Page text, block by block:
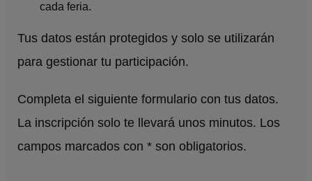
cada feria.
Tus datos están protegidos y solo se utilizarán
para gestionar tu participación.
Completa el siguiente formulario con tus datos.
La inscripción solo te llevará unos minutos. Los
campos marcados con * son obligatorios.